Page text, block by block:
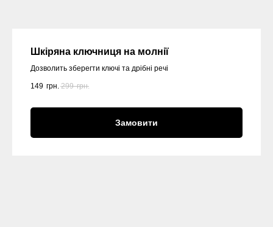
Шкіряна ключниця на молнії
Дозволить зберегти ключі та дрібні речі
149 грн. 299 грн.
Замовити